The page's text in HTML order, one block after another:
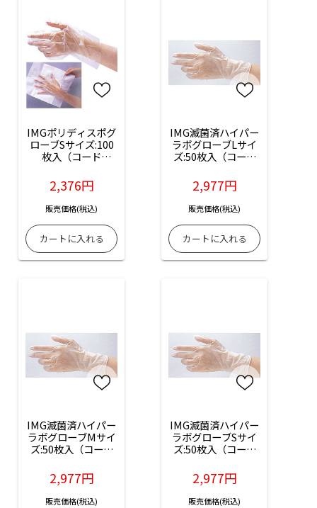
IMGポリディスポグ
ローブSサイズ:100
枚入（コード
2,376円
販売価格(税込)
IMG滅菌済ハイパー
ラボグローブLサイ
ズ:50枚入（コード
2,977円
販売価格(税込)
IMG滅菌済ハイパー
ラボグローブMサイ
ズ:50枚入（コード
2,977円
販売価格(税込)
IMG滅菌済ハイパー
ラボグローブSサイ
ズ:50枚入（コード
2,977円
販売価格(税込)